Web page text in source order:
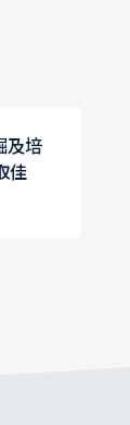
及培
佳